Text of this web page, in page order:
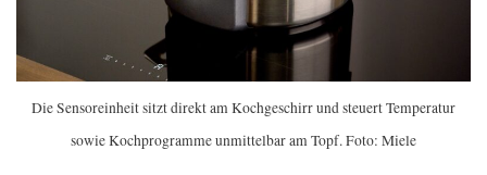
Die Sensoreinheit sitzt direkt am Kochgeschirr und steuert Temperatur
sowie Kochprogramme unmittelbar am Topf. Foto: Miele